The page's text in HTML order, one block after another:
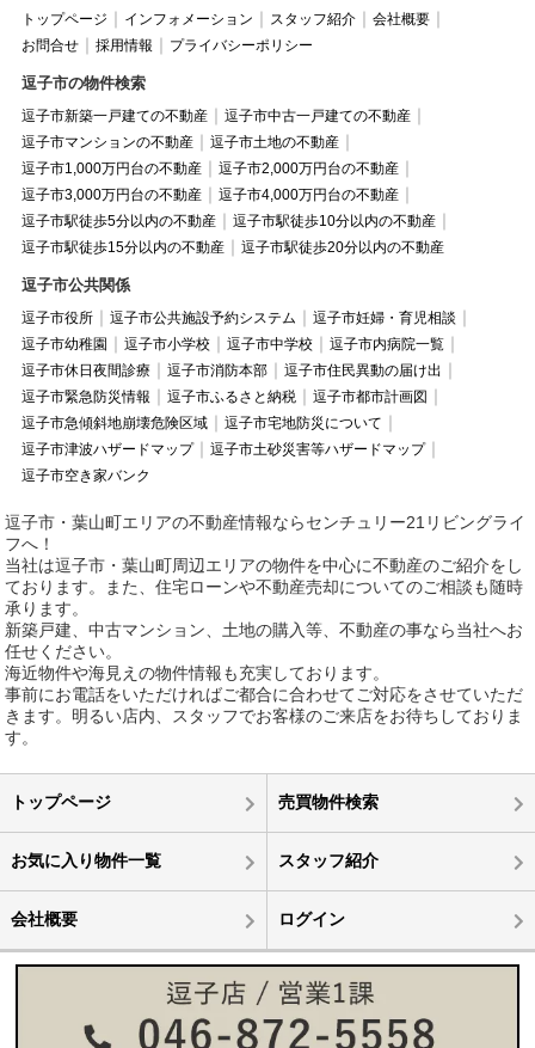
トップページ インフォメーション スタッフ紹介
会社概要
お問合せ
採用情報 プライバシーポリシー
逗子市の物件検索
逗子市新築一戸建ての不動産
逗子市中古一戸建ての不動産
逗子市マンションの不動産
逗子市土地の不動産
逗子市1,000万円台の不動産
逗子市2,000万円台の不動産
逗子市3,000万円台の不動産
逗子市4,000万円台の不動産
逗子市駅徒歩5分以内の不動産
逗子市駅徒歩10分以内の不動産
逗子市駅徒歩15分以内の不動産
逗子市駅徒歩20分以内の不動産
逗子市公共関係
逗子市役所 逗子市公共施設予約システム
逗子市妊婦・育児相談
逗子市幼稚園
逗子市小学校 逗子市中学校
逗子市内病院一覧
逗子市休日夜間診療
逗子市消防本部
逗子市住民異動の届け出
逗子市緊急防災情報
逗子市ふるさと納税
逗子市都市計画図
逗子市急傾斜地崩壊危険区域
逗子市宅地防災について
逗子市津波ハザードマップ
逗子市土砂災害等ハザードマップ
逗子市空き家バンク
逗子市・葉山町エリアの不動産情報ならセンチュリー21リビングライ
フへ！
当社は逗子市・葉山町周辺エリアの物件を中心に不動産のご紹介をし
ております。また、住宅ローンや不動産売却についてのご相談も随時
承ります。
新築戸建、中古マンション、土地の購入等、不動産の事なら当社へお
任せください。
海近物件や海見えの物件情報も充実しております。
事前にお電話をいただければご都合に合わせてご対応をさせていただ
きます。明るい店内、スタッフでお客様のご来店をお待ちしておりま
す。
トップページ 売買物件検索
お気に入り物件一覧 スタッフ紹介
会社概要 ログイン